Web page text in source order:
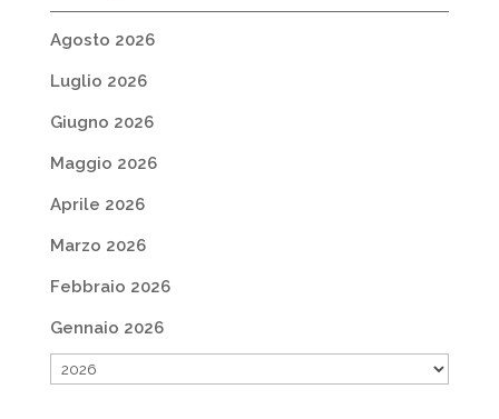
Agosto 2026
Luglio 2026
Giugno 2026
Maggio 2026
Aprile 2026
Marzo 2026
Febbraio 2026
Gennaio 2026